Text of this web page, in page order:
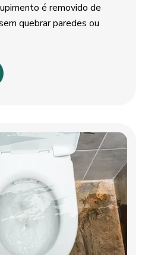
é removido de
quebrar paredes ou